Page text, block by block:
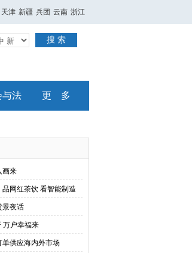
天津 新疆 兵团 云南 浙江
搜 索
与法 更 多
画来
网红茶饮 看智能制造
景夜话
万户幸福来
供应海内外市场